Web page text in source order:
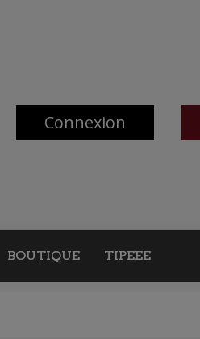
Connexion
BOUTIQUE TIPEEE